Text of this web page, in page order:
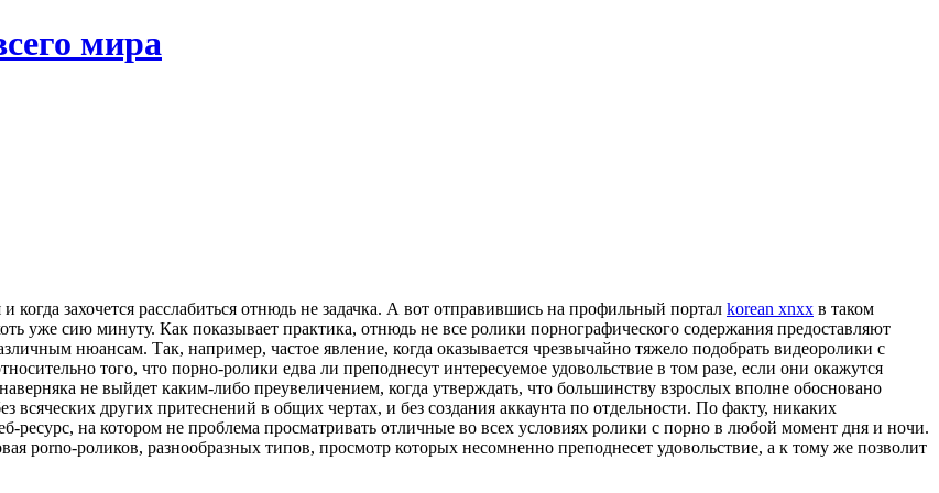
мира
когда захочется расслабиться отнюдь не задачка. А вот отправившись на профильный портал korean xnxx в таком
уже сию минуту. Как показывает практика, отнюдь не все ролики порнографического содержания предоставляют
нюансам. Так, например, частое явление, когда оказывается чрезвычайно тяжело подобрать видеоролики с
того, что порно-ролики едва ли преподнесут интересуемое удовольствие в том разе, если они окажутся
не выйдет каким-либо преувеличением, когда утверждать, что большинству взрослых вполне обосновано
всяческих других притеснений в общих чертах, и без создания аккаунта по отдельности. По факту, никаких
ресурс, на котором не проблема просматривать отличные во всех условиях ролики с порно в любой момент дня и ночи.
porno-роликов, разнообразных типов, просмотр которых несомненно преподнесет удовольствие, а к тому же позволит